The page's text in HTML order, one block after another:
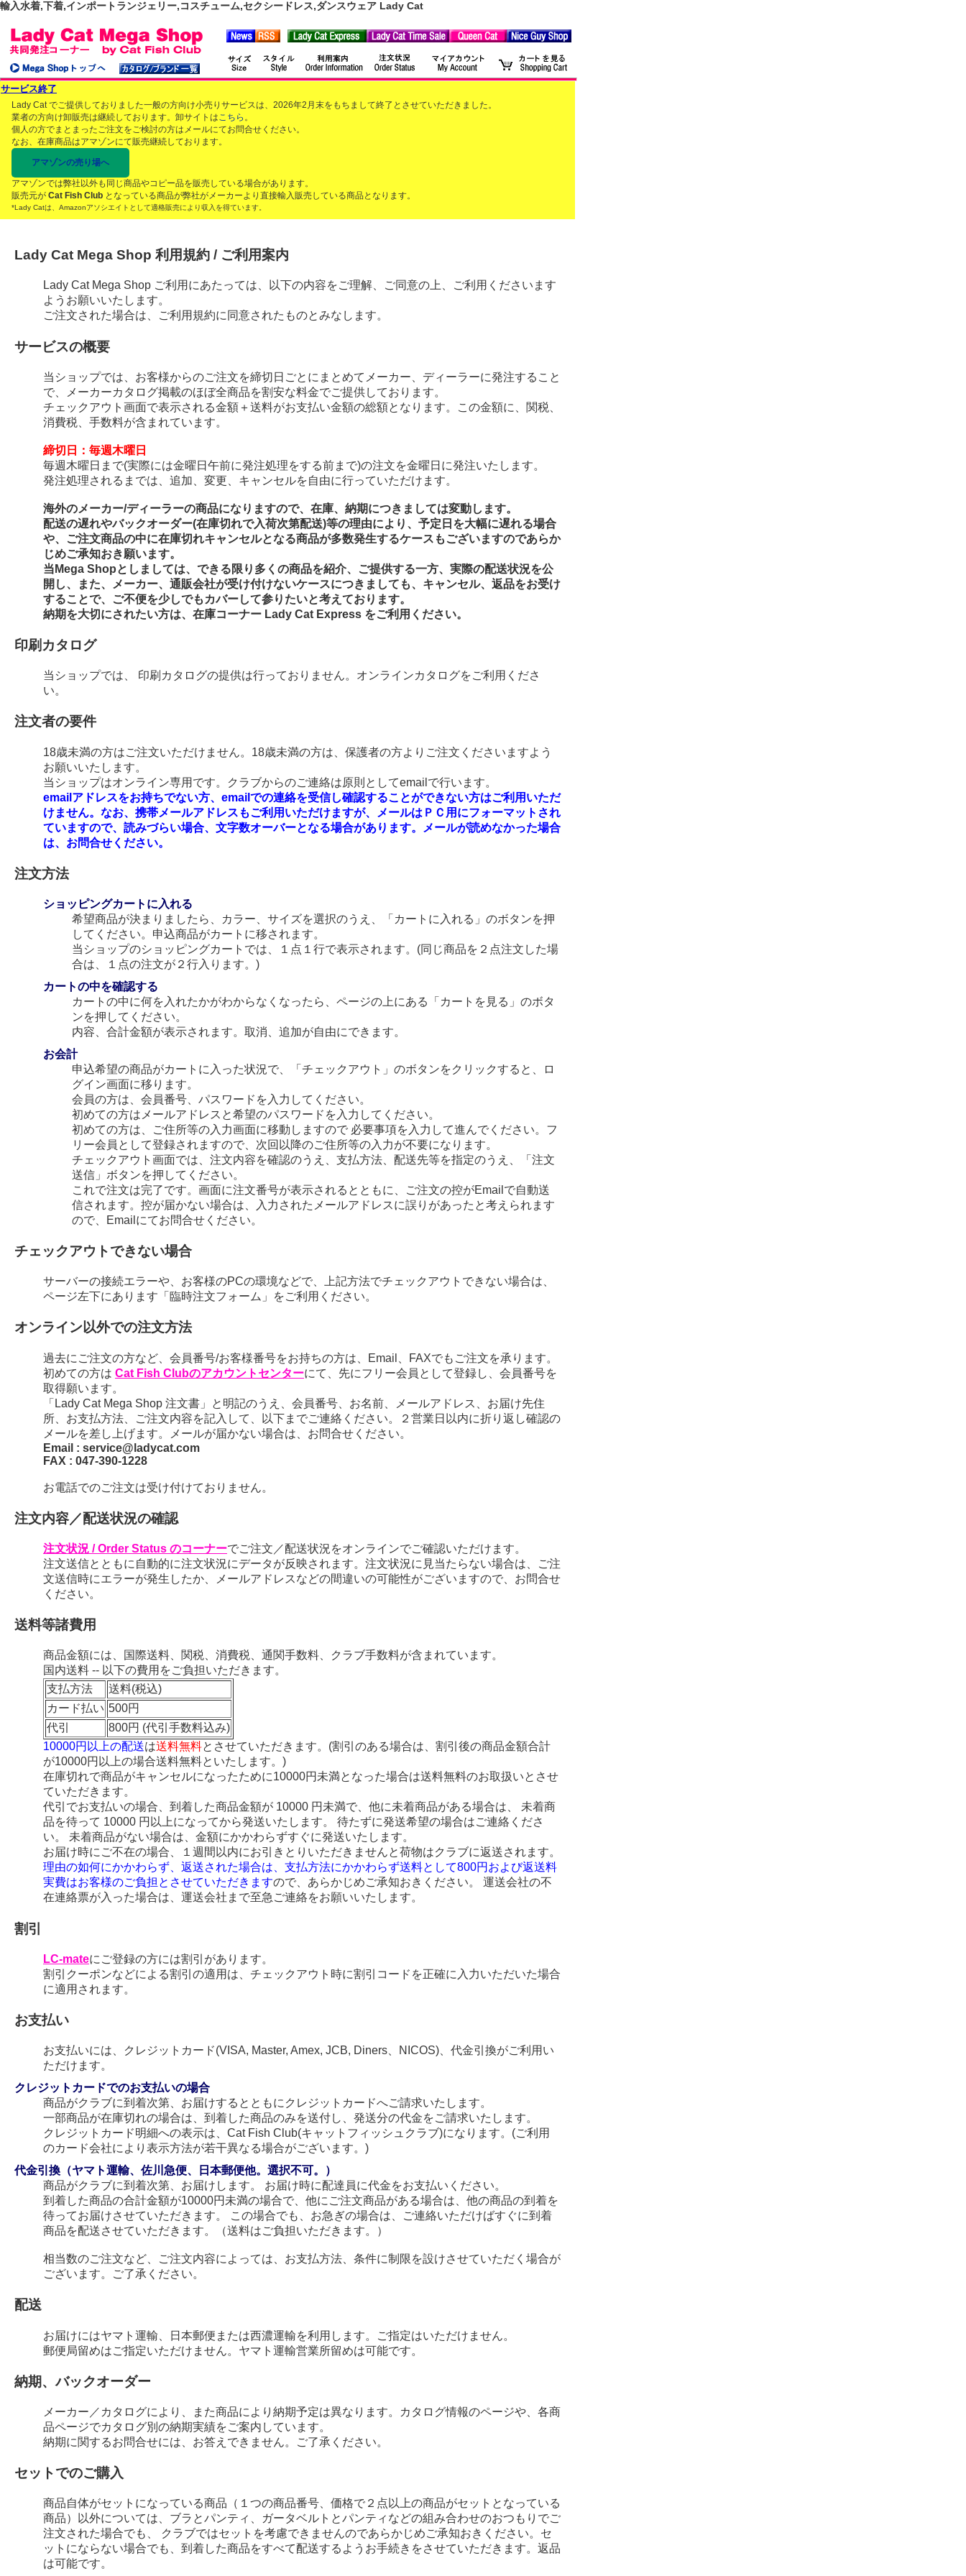
輸入水着,下着,インポートランジェリー,コスチューム,セクシードレス,ダンスウェア Lady Cat
サービス終了
Lady Cat でご提供しておりました一般の方向け小売りサービスは、2026年2月末をもちまして終了とさせていただきました。
業者の方向け卸販売は継続しております。卸サイトはこちら 。
個人の方でまとまったご注文をご検討の方はメールにてお問合せください。
なお、在庫商品はアマゾンにて販売継続しております。
アマゾンの売り場へ
アマゾンでは弊社以外も同じ商品やコピー品を販売している場合があります。
販売元が Cat Fish Club となっている商品が弊社がメーカーより直接輸入販売している商品となります。
*Lady Catは、Amazonアソシエイトとして適格販売により収入を得ています。
Lady Cat Mega Shop 利用規約 / ご利用案内
Lady Cat Mega Shop ご利用にあたっては、以下の内容をご理解、ご同意の上、ご利用くださいます
ようお願いいたします。
ご注文された場合は、ご利用規約に同意されたものとみなします。
サービスの概要
当ショップでは、お客様からのご注文を締切日ごとにまとめてメーカー、ディーラーに発注すること
で、メーカーカタログ掲載のほぼ全商品を割安な料金でご提供しております。
チェックアウト画面で表示される金額＋送料がお支払い金額の総額となります。この金額に、関税、
消費税、手数料が含まれています。
締切日：毎週木曜日
毎週木曜日まで(実際には金曜日午前に発注処理をする前まで)の注文を金曜日に発注いたします。
発注処理されるまでは、追加、変更、キャンセルを自由に行っていただけます。
海外のメーカー/ディーラーの商品になりますので、在庫、納期につきましては変動します。
配送の遅れやバックオーダー(在庫切れで入荷次第配送)等の理由により、予定日を大幅に遅れる場合
や、ご注文商品の中に在庫切れキャンセルとなる商品が多数発生するケースもございますのであらか
じめご承知おき願います。
当Mega Shopとしましては、できる限り多くの商品を紹介、ご提供する一方、実際の配送状況を公
開し、また、メーカー、通販会社が受け付けないケースにつきましても、キャンセル、返品をお受け
することで、ご不便を少しでもカバーして参りたいと考えております。
納期を大切にされたい方は、在庫コーナー Lady Cat Express をご利用ください。
印刷カタログ
当ショップでは、 印刷カタログの提供は行っておりません。オンラインカタログをご利用くださ
い。
注文者の要件
18歳未満の方はご注文いただけません。18歳未満の方は、保護者の方よりご注文くださいますよう
お願いいたします。
当ショップはオンライン専用です。クラブからのご連絡は原則としてemailで行います。
emailアドレスをお持ちでない方、emailでの連絡を受信し確認することができない方はご利用いただ
けません。なお、携帯メールアドレスもご利用いただけますが、メールはＰＣ用にフォーマットされ
ていますので、読みづらい場合、文字数オーバーとなる場合があります。メールが読めなかった場合
は、お問合せください。
注文方法
ショッピングカートに入れる
希望商品が決まりましたら、カラー、サイズを選択のうえ、「カートに入れる」のボタンを押
してください。申込商品がカートに移されます。
当ショップのショッピングカートでは、１点１行で表示されます。(同じ商品を２点注文した場
合は、１点の注文が２行入ります。)
カートの中を確認する
カートの中に何を入れたかがわからなくなったら、ページの上にある「カートを見る」のボタ
ンを押してください。
内容、合計金額が表示されます。取消、追加が自由にできます。
お会計
申込希望の商品がカートに入った状況で、「チェックアウト」のボタンをクリックすると、ロ
グイン画面に移ります。
会員の方は、会員番号、パスワードを入力してください。
初めての方はメールアドレスと希望のパスワードを入力してください。
初めての方は、ご住所等の入力画面に移動しますので 必要事項を入力して進んでください。フ
リー会員として登録されますので、次回以降のご住所等の入力が不要になります。
チェックアウト画面では、注文内容を確認のうえ、支払方法、配送先等を指定のうえ、「注文
送信」ボタンを押してください。
これで注文は完了です。画面に注文番号が表示されるとともに、ご注文の控がEmailで自動送
信されます。控が届かない場合は、入力されたメールアドレスに誤りがあったと考えられます
ので、Emailにてお問合せください。
チェックアウトできない場合
サーバーの接続エラーや、お客様のPCの環境などで、上記方法でチェックアウトできない場合は、
ページ左下にあります「臨時注文フォーム」をご利用ください。
オンライン以外での注文方法
過去にご注文の方など、会員番号/お客様番号をお持ちの方は、Email、FAXでもご注文を承ります。
初めての方は Cat Fish Clubのアカウントセンターにて、先にフリー会員として登録し、会員番号を
取得願います。
「Lady Cat Mega Shop 注文書」と明記のうえ、会員番号、お名前、メールアドレス、お届け先住
所、お支払方法、ご注文内容を記入して、以下までご連絡ください。２営業日以内に折り返し確認の
メールを差し上げます。メールが届かない場合は、お問合せください。
Email : service@ladycat.com
FAX : 047-390-1228
お電話でのご注文は受け付けておりません。
注文内容／配送状況の確認
注文状況 / Order Status のコーナーでご注文／配送状況をオンラインでご確認いただけます。
注文送信とともに自動的に注文状況にデータが反映されます。注文状況に見当たらない場合は、ご注
文送信時にエラーが発生したか、メールアドレスなどの間違いの可能性がございますので、お問合せ
ください。
送料等諸費用
商品金額には、国際送料、関税、消費税、通関手数料、クラブ手数料が含まれています。
国内送料 -- 以下の費用をご負担いただきます。
支払方法
送料(税込)
カード払い 500円
代引
800円 (代引手数料込み)
10000円以上の配送は送料無料とさせていただきます。(割引のある場合は、割引後の商品金額合計
が10000円以上の場合送料無料といたします。)
在庫切れで商品がキャンセルになったために10000円未満となった場合は送料無料のお取扱いとさせ
ていただきます。
代引でお支払いの場合、到着した商品金額が 10000 円未満で、他に未着商品がある場合は、 未着商
品を待って 10000 円以上になってから発送いたします。 待たずに発送希望の場合はご連絡くださ
い。 未着商品がない場合は、金額にかかわらずすぐに発送いたします。
お届け時にご不在の場合、１週間以内にお引きとりいただきませんと荷物はクラブに返送されます。
理由の如何にかかわらず、返送された場合は、支払方法にかかわらず送料として800円および返送料
実費はお客様のご負担とさせていただきますので、あらかじめご承知おきください。 運送会社の不
在連絡票が入った場合は、運送会社まで至急ご連絡をお願いいたします。
割引
LC-mateにご登録の方には割引があります。
割引クーポンなどによる割引の適用は、チェックアウト時に割引コードを正確に入力いただいた場合
に適用されます。
お支払い
お支払いには、クレジットカード(VISA, Master, Amex, JCB, Diners、NICOS)、代金引換がご利用い
ただけます。
クレジットカードでのお支払いの場合
商品がクラブに到着次第、お届けするとともにクレジットカードへご請求いたします。
一部商品が在庫切れの場合は、到着した商品のみを送付し、発送分の代金をご請求いたします。
クレジットカード明細への表示は、Cat Fish Club(キャットフィッシュクラブ)になります。(ご利用
のカード会社により表示方法が若干異なる場合がございます。)
代金引換（ヤマト運輸、佐川急便、日本郵便他。選択不可。）
商品がクラブに到着次第、お届けします。 お届け時に配達員に代金をお支払いください。
到着した商品の合計金額が10000円未満の場合で、他にご注文商品がある場合は、他の商品の到着を
待ってお届けさせていただきます。 この場合でも、お急ぎの場合は、ご連絡いただけばすぐに到着
商品を配送させていただきます。（送料はご負担いただきます。）
相当数のご注文など、ご注文内容によっては、お支払方法、条件に制限を設けさせていただく場合が
ございます。ご了承ください。
配送
お届けにはヤマト運輸、日本郵便または西濃運輸を利用します。ご指定はいただけません。
郵便局留めはご指定いただけません。ヤマト運輸営業所留めは可能です。
納期、バックオーダー
メーカー／カタログにより、また商品により納期予定は異なります。カタログ情報のページや、各商
品ページでカタログ別の納期実績をご案内しています。
納期に関するお問合せには、お答えできません。ご了承ください。
セットでのご購入
商品自体がセットになっている商品（１つの商品番号、価格で２点以上の商品がセットとなっている
商品）以外については、ブラとパンティ、ガータベルトとパンティなどの組み合わせのおつもりでご
注文された場合でも、 クラブではセットを考慮できませんのであらかじめご承知おきください。セ
ットにならない場合でも、到着した商品をすべて配送するようお手続きをさせていただきます。返品
は可能です。